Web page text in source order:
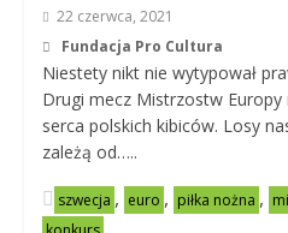
22 czerwca, 2021
Fundacja Pro Cultura
Niestety nikt nie wytypował
Drugi mecz Mistrzostw Europy
serca polskich kibiców. Losy
zależą od…..
szwecja , euro , piłka nożna ,